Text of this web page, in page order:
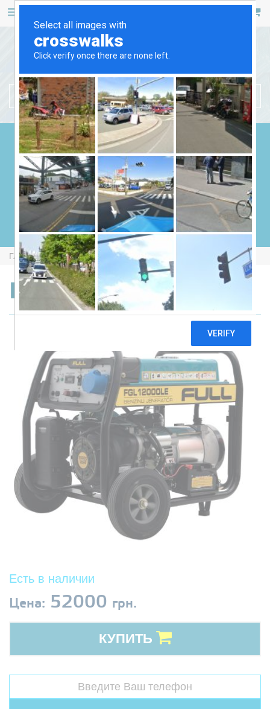
БЕНЗИНОВЫЕ ГЕНЕРАТОРЫ
ДИЗЕЛЬНЫЕ ГЕНЕРАТОРЫ
ГАЗОВЫЕ ГЕНЕРАТОРЫ
СВАРОЧНЫЕ ГЕНЕРАТОРЫ
ГЕНЕРАТОРЫ ОТ ВОМ
Главная Бензиновые Генераторы Full FGL12000LE
Full FGL12000LE
Есть в наличии
Цена: 52000 грн.
КУПИТЬ